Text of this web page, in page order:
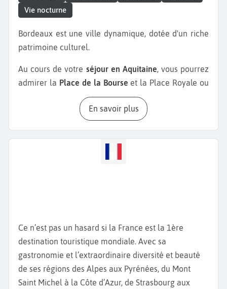
Vie nocturne
Bordeaux est une ville dynamique, dotée d'un riche
patrimoine culturel.
Au cours de votre séjour en Aquitaine, vous pourrez
admirer la Place de la Bourse et la Place Royale ou
Portes Cailhauet Saint-Eloi datant de
l'époque Louis XV. Prenez le temps de vous balader
dans les ruelles duQuartier Saint Pierre
ancien regorgeant de petits restaurants et de
promener à pied, faire des pique niques ou des jeux
avec les enfants. Les amateurs de musée
apprécieront la visite duMusée d’Aquitaine
présentant l’histoire de Bordeaux et de sa région ou
En savoir plus
Ce n’est pas un hasard si la France est la 1ère
destination touristique mondiale. Avec sa
gastronomie et l’extraordinaire diversité et beauté
de ses régions des Alpes aux Pyrénées, du Mont
Saint Michel à la Côte d’Azur, de Strasbourg aux